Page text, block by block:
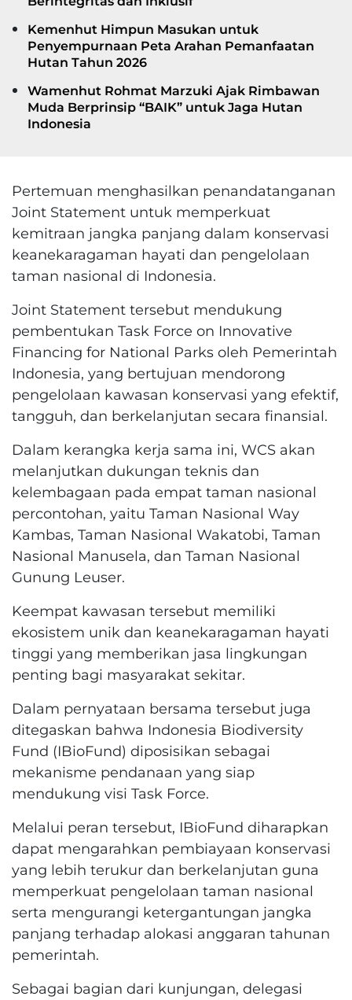
Kemenhut Himpun Masukan untuk
Penyempurnaan Peta Arahan Pemanfaatan
Hutan Tahun 2026
Wamenhut Rohmat Marzuki Ajak Rimbawan
Muda Berprinsip “BAIK” untuk Jaga Hutan
Indonesia
Pertemuan menghasilkan penandatanganan
Joint Statement untuk memperkuat
kemitraan jangka panjang dalam konservasi
keanekaragaman hayati dan pengelolaan
taman nasional di Indonesia.
Joint Statement tersebut mendukung
pembentukan Task Force on Innovative
Financing for National Parks oleh Pemerintah
Indonesia, yang bertujuan mendorong
pengelolaan kawasan konservasi yang efektif,
tangguh, dan berkelanjutan secara finansial.
Dalam kerangka kerja sama ini, WCS akan
melanjutkan dukungan teknis dan
kelembagaan pada empat taman nasional
percontohan, yaitu Taman Nasional Way
Kambas, Taman Nasional Wakatobi, Taman
Nasional Manusela, dan Taman Nasional
Gunung Leuser.
Keempat kawasan tersebut memiliki
ekosistem unik dan keanekaragaman hayati
tinggi yang memberikan jasa lingkungan
penting bagi masyarakat sekitar.
Dalam pernyataan bersama tersebut juga
ditegaskan bahwa Indonesia Biodiversity
Fund (IBioFund) diposisikan sebagai
mekanisme pendanaan yang siap
mendukung visi Task Force.
Melalui peran tersebut, IBioFund diharapkan
dapat mengarahkan pembiayaan konservasi
yang lebih terukur dan berkelanjutan guna
memperkuat pengelolaan taman nasional
serta mengurangi ketergantungan jangka
panjang terhadap alokasi anggaran tahunan
pemerintah.
Sebagai bagian dari kunjungan, delegasi